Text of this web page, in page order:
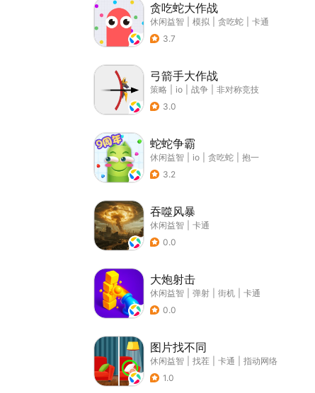
贪吃蛇大作战
休闲益智 模拟 贪吃蛇
卡通
3.7
弓箭手大作战
策略 io 战争
非对称竞技
3.0
蛇蛇争霸
休闲益智 io 贪吃蛇
抱一
3.2
吞噬风暴
休闲益智
卡通
0.0
大炮射击
休闲益智 弹射 街机
卡通
0.0
图片找不同
休闲益智 找茬 卡通
指动网络
1.0